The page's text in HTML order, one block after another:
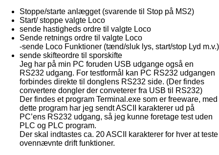
Stoppe/starte anlægget (svarende til Stop på MS2)
Start/ stoppe valgte Loco
sende hastigheds ordre til valgte Loco
Sende retnings ordre til valgte Loco
-sende Loco Funktioner (tænd/sluk lys, start/stop Lyd m.v.)
sende skifteordre til sporskifte
Jeg har på min PC foruden USB udgange også en
RS232 udgang. For testformål kan PC RS232 udgangen
forbindes direkte til donglens RS232 side. (Der findes
convertere dongler der conveterer fra USB til RS232)
Der findes et program Terminal.exe som er freeware, med
dette program har jeg sendt ASCII karakterer ud på
PC’ens RS232 udgang, så jeg kunne foretage test uden
PLC og PLC program.
Der skal indtastes ca. 20 ASCII karakterer for hver at teste
ovennævnte drift funktioner.